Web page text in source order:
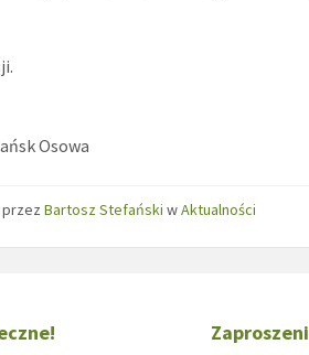
Osowa
przezBartosz Stefański wAktualności